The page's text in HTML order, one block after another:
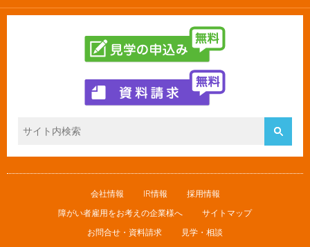
会社情報 IR情報
採用情報
障がい者雇用をお考えの企業様へ
サイトマップ
お問合せ・資料請求
見学・相談